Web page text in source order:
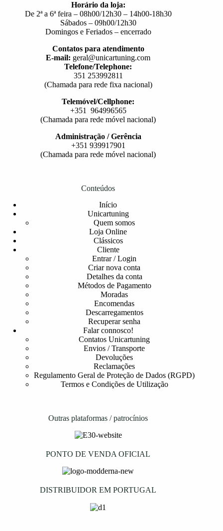
Horário da loja:
De 2ª a 6ª feira – 08h00/12h30 – 14h00-18h30
Sábados – 09h00/12h30
Domingos e Feriados – encerrado
Contatos para atendimento
E-mail: geral@unicartuning.com
Telefone/Telephone:
351 253992811
(Chamada para rede fixa nacional)
Telemóvel/Cellphone:
+351 964996565
(Chamada para rede móvel nacional)
Administração / Gerência
+351 939917901
(Chamada para rede móvel nacional)
Conteúdos
Início
Unicartuning
Quem somos
Loja Online
Clássicos
Cliente
Entrar / Login
Criar nova conta
Detalhes da conta
Métodos de Pagamento
Moradas
Encomendas
Descarregamentos
Recuperar senha
Falar connosco!
Contatos Unicartuning
Envios / Transporte
Devoluções
Reclamações
Regulamento Geral de Proteção de Dados (RGPD)
Termos e Condições de Utilização
Outras plataformas / patrocínios
PONTO DE VENDA OFICIAL
DISTRIBUIDOR EM PORTUGAL